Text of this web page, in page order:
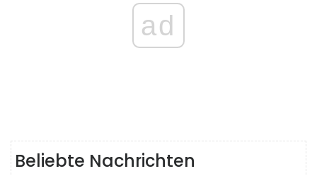
ad
Beliebte Nachrichten